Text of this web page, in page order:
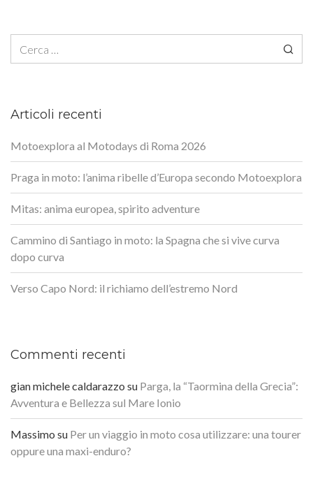
Articoli recenti
Motoexplora al Motodays di Roma 2026
Praga in moto: l’anima ribelle d’Europa secondo Motoexplora
Mitas: anima europea, spirito adventure
Cammino di Santiago in moto: la Spagna che si vive curva
dopo curva
Verso Capo Nord: il richiamo dell’estremo Nord
Commenti recenti
gian michele caldarazzo su Parga, la “Taormina della Grecia”:
Avventura e Bellezza sul Mare Ionio
Massimo su Per un viaggio in moto cosa utilizzare: una tourer
oppure una maxi-enduro?